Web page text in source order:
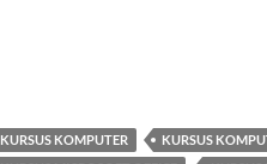
KURSUS KOMPUTER
KURSUS